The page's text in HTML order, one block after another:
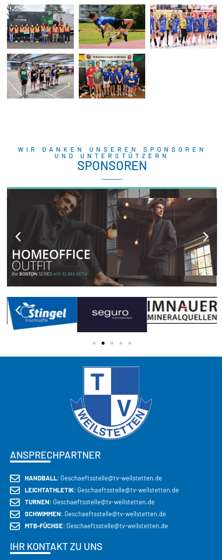
WIR DANKEN UNSEREN SPONSOREN
UND UNTERSTÜTZERN
SPONSOREN
ANSPRECHPARTNER
HANDBALL: Geschaeftsstelle@tv-weilstetten.de
LEICHTATHLETIK: Geschaeftsstelle@tv-weilstetten.de
TURNEN: Geschaeftsstelle@tv-weilstetten.de
SCHWIMMEN: Geschaeftsstelle@tv-weilstetten.de
MTB-FÜCHSE: Geschaeftsstelle@tv-weilstetten.de
IHR KONTAKT ZU UNS